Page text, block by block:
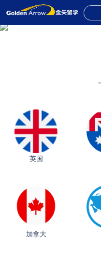
英国
加拿大